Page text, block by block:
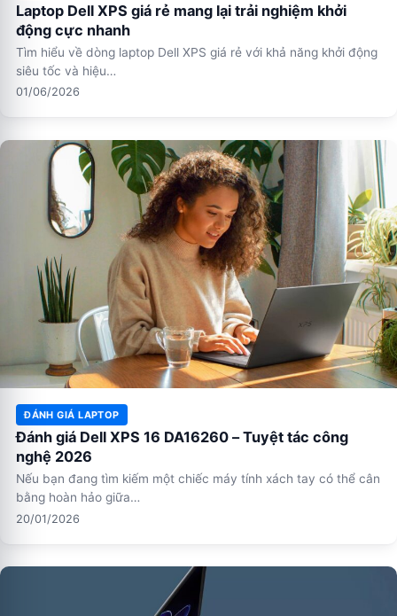
Laptop Dell XPS giá rẻ mang lại trải nghiệm khởi
động cực nhanh
Tìm hiểu về dòng laptop Dell XPS giá rẻ với khả năng khởi động
siêu tốc và hiệu…
01/06/2026
ĐÁNH GIÁ LAPTOP
Đánh giá Dell XPS 16 DA16260 – Tuyệt tác công
nghệ 2026
Nếu bạn đang tìm kiếm một chiếc máy tính xách tay có thể cân
bằng hoàn hảo giữa…
20/01/2026